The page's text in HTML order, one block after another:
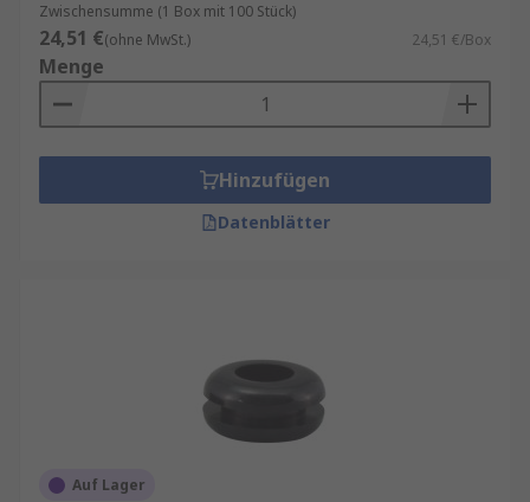
Zwischensumme (1 Box mit 100 Stück)
24,51 €(ohne MwSt.) 24,51 €/Box
Menge
Hinzufügen
Datenblätter
Auf Lager